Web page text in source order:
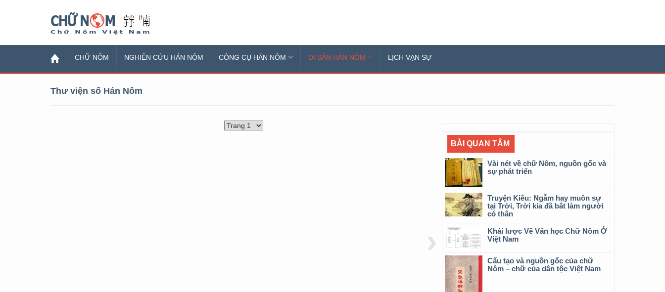
CHỮ NÔM NGHIÊN CỨU HÁN NÔM CÔNG CỤ HÁN NÔM DI SẢN HÁN NÔM LỊCH VẠN SỰ
Thư viện số Hán Nôm
›
BÀI QUAN TÂM
Vài nét về chữ Nôm, nguồn gốc và
sự phát triển
Truyện Kiều: Ngẫm hay muôn sự
tại Trời, Trời kia đã bắt làm người
có thân
Khái lược Về Văn học Chữ Nôm Ở
Việt Nam
Cấu tạo và nguồn gốc của chữ
Nôm – chữ của dân tộc Việt Nam